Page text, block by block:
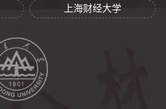
上海财经大学